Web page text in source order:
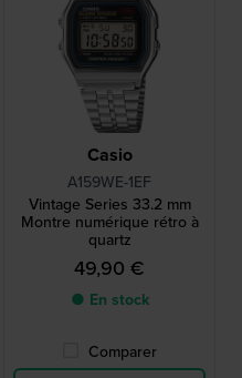
Casio
A159WE-1EF
Vintage Series 33.2 mm
Montre numérique rétro à
quartz
49,90 €
● En stock
Comparer